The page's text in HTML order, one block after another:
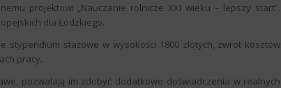
projektowi „Nauczanie rolnicze XXI wieku – lepszy start”.
dla Łódzkiego.
stypendium stażowe w wysokości 1800 złotych, zwrot kosztów
pracy.
pozwalają im zdobyć dodatkowe doświadczenia w realnych